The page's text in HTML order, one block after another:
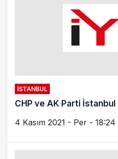
İSTANBUL
CHP ve AK Parti İstanbul
4 Kasım 2021 - Per - 18:24